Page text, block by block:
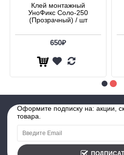
Клей монтажный
УноФикс Соло-250
(Прозрачный) / шт
650₽
Оформите подписку на: акции,
товара.